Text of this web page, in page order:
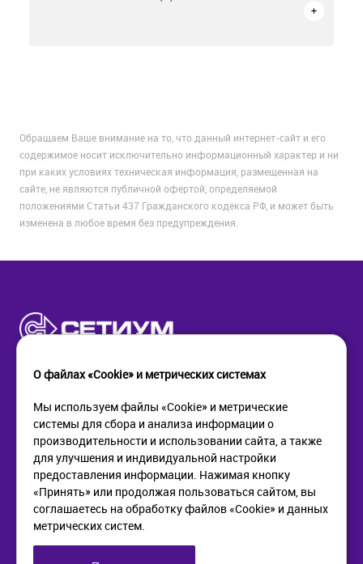
Обращаем Ваше внимание на то, что данный интернет-сайт и его
содержимое носит исключительно информационный характер и ни
при каких условиях техническая информация, размещенная на
сайте, не являются публичной офертой, определяемой
положениями Статьи 437 Гражданского кодекса РФ, и может быть
изменена в любое время без предупреждения.
КОМПАНИЯ
О компании
Новости
Контакты
ПОМОЩЬ
Как купить
Доставка
Возврат
ИНФОРМАЦИЯ
web@setium.ru
О файлах «Cookie» и метрических системах
Мы используем файлы «Cookie» и метрические
системы для сбора и анализа информации о
производительности и использовании сайта, а также
для улучшения и индивидуальной настройки
предоставления информации. Нажимая кнопку
«Принять» или продолжая пользоваться сайтом, вы
соглашаетесь на обработку файлов «Cookie» и данных
метрических систем.